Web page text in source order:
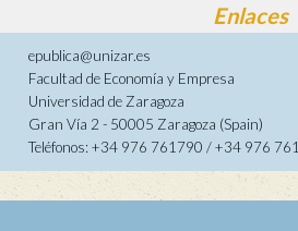
Enlaces
epublica@unizar.es
Facultad de Economía y Empresa
Universidad de Zaragoza
Gran Vía 2 - 50005 Zaragoza (Spain)
Teléfonos: +34 976 761790 / +34 976